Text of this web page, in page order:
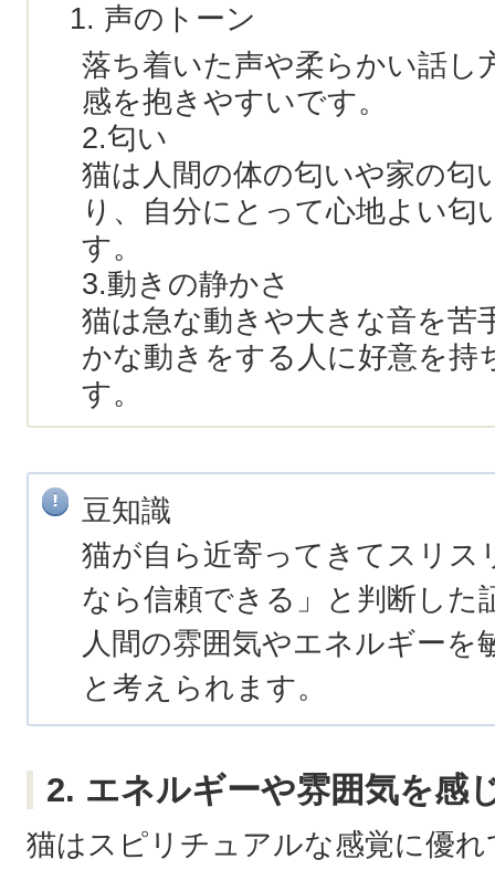
声のトーン
落ち着いた声や柔らかい話し
感を抱きやすいです。
2.匂い
猫は人間の体の匂いや家の匂
り、自分にとって心地よい
す。
3.動きの静かさ
猫は急な動きや大きな音を苦
かな動きをする人に好意を持
す。
豆知識
猫が自ら近寄ってきてスリス
なら信頼できる」と判断した
人間の雰囲気やエネルギーを
と考えられます。
2. エネルギーや雰囲気を感
猫はスピリチュアルな感覚に優